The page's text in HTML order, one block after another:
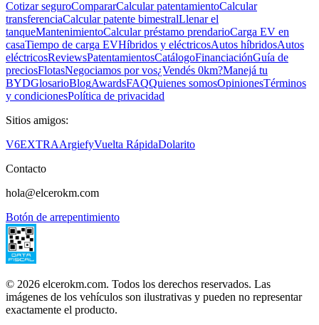
Cotizar seguroCompararCalcular patentamientoCalcular
transferenciaCalcular patente bimestralLlenar el
tanqueMantenimientoCalcular préstamo prendarioCarga EV en
casaTiempo de carga EVHíbridos y eléctricosAutos híbridosAutos
eléctricosReviewsPatentamientosCatálogoFinanciaciónGuía de
preciosFlotasNegociamos por vos¿Vendés 0km?Manejá tu
BYDGlosarioBlogAwardsFAQQuienes somosOpinionesTérminos
y condicionesPolítica de privacidad
Sitios amigos:
V6EXTRAArgiefyVuelta RápidaDolarito
Contacto
hola@elcerokm.com
Botón de arrepentimiento
© 2026 elcerokm.com. Todos los derechos reservados. Las
imágenes de los vehículos son ilustrativas y pueden no representar
exactamente el producto.